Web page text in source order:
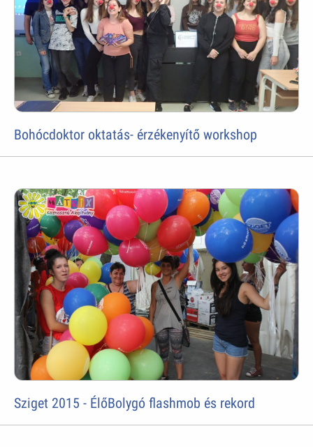
Bohócdoktor oktatás- érzékenyítő workshop
Sziget 2015 - ÉlőBolygó flashmob és rekord